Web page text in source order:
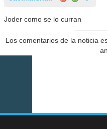
Joder como se lo curran
Los comentarios de la noticia